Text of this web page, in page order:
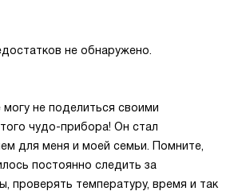
не обнаружено.
не поделиться своими
чудо-прибора! Он стал
для меня и моей семьи. Помните,
постоянно следить за
проверять температуру, время и так